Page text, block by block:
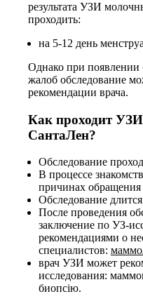
результата УЗИ
проходить:
на 5-12 день
Однако при появлении
жалоб обследование
рекомендации врача.
Как проходит
СантаЛен?
Обследование
В процессе
причинах
Обследование
После проведения
заключение по УЗ-
рекомендациями о
специалистов:
врач УЗИ может
исследования:
биопсію.